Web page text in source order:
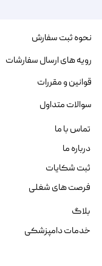
نحوه ثبت سفارش
رویه های ارسال سفارشات
قوانین و مقررات
سوالات متداول
تماس با ما
درباره ما
ثبت شکایات
فرصت های شغلی
بلاگ
خدمات دامپزشکی